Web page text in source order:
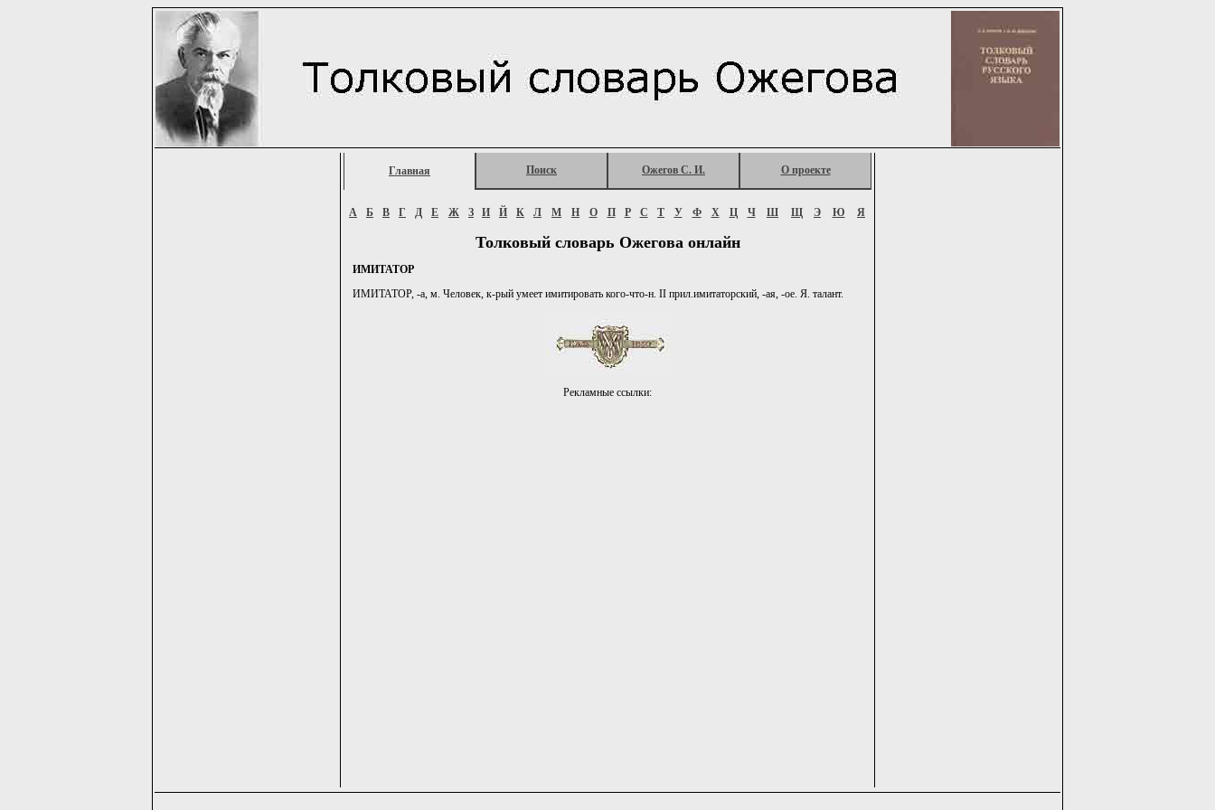
Главная Поиск Ожегов С. И. О проекте
А Б В Г Д Е Ж З И Й К Л М Н О П Р С Т У Ф Х Ц Ч Ш Щ Э Ю Я
Толковый словарь Ожегова онлайн
ИМИТАТОР
ИМИТАТОР, -а, м. Человек, к-рый умеет имитировать кого-что-н. II прил.имитаторский, -ая, -ое. Я. талант.
Рекламные ссылки: